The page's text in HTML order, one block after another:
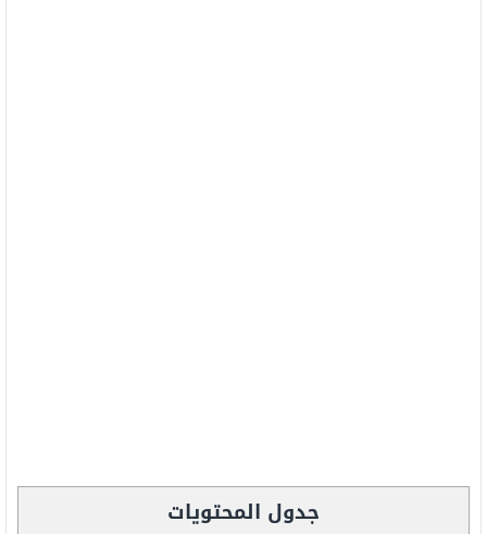
جدول المحتويات